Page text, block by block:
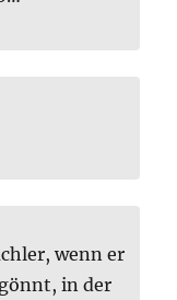
wenn er
gönnt, in der